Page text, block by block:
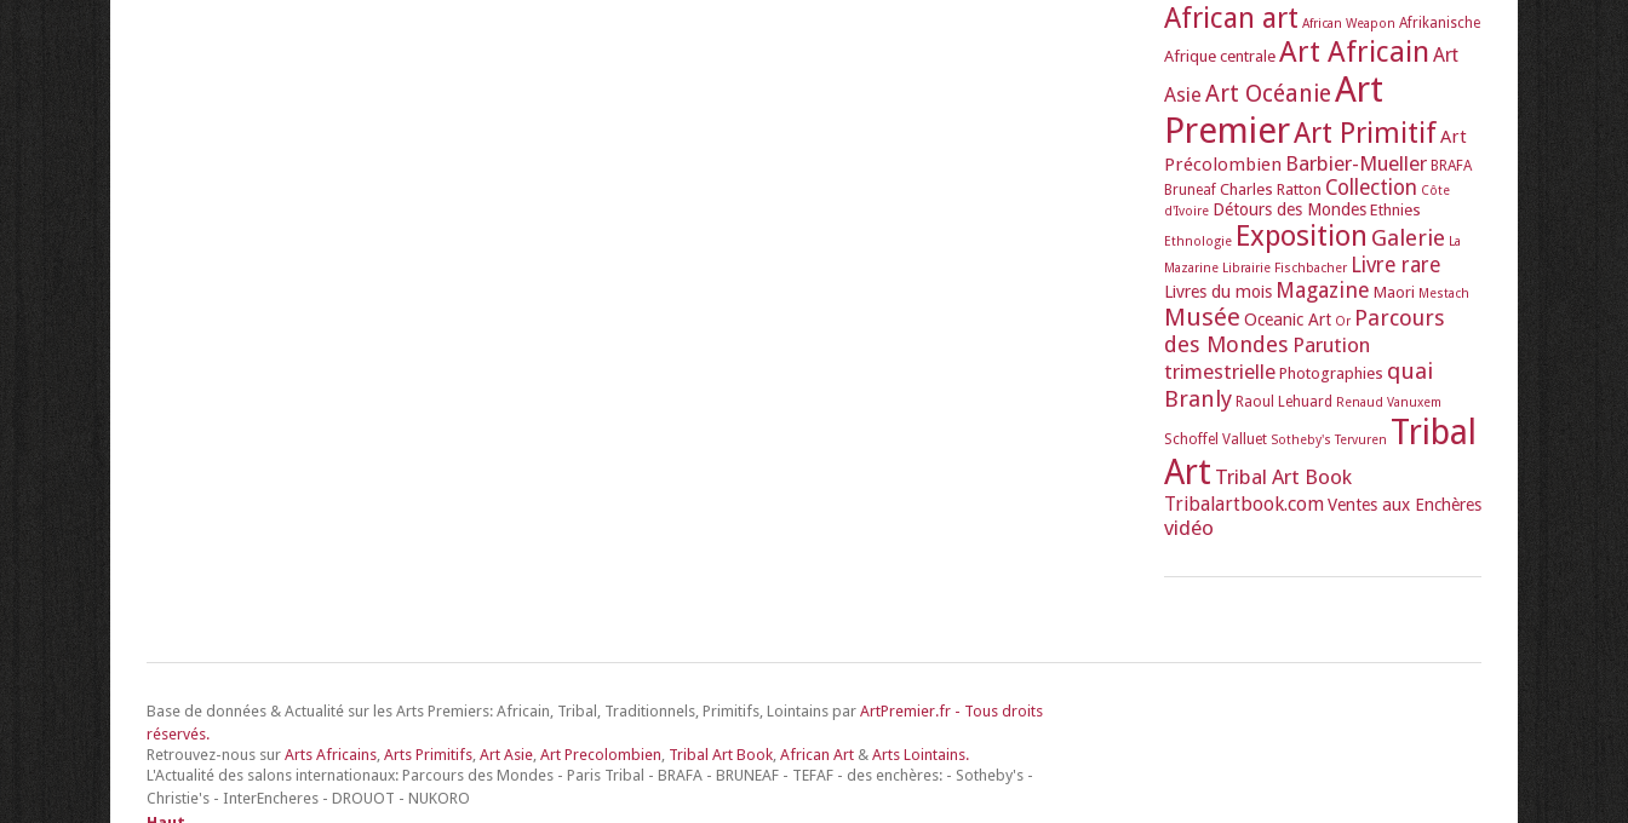
African art African Weapon Afrikanische
Afrique centrale Art Africain Art
Asie Art OcéanieArt
PremierArt PrimitifArt
Précolombien Barbier-Mueller BRAFA
Bruneaf Charles Ratton Collection Côte
d'Ivoire Détours des Mondes Ethnies
Ethnologie Exposition Galerie La
Mazarine Librairie Fischbacher Livre rare
Livres du mois Magazine Maori Mestach
Musée Oceanic Art Or Parcours
des Mondes Parution
trimestrielle Photographies quai
Branly Raoul Lehuard Renaud Vanuxem
Schoffel Valluet Sotheby's Tervuren Tribal
Art Tribal Art Book
Tribalartbook.comVentes aux Enchères
vidéo
Base de données & Actualité sur les Arts Premiers: Africain, Tribal, Traditionnels, Primitifs, Lointains par ArtPremier.fr - Tous droits
réservés.
Retrouvez-nous sur Arts Africains, Arts Primitifs, Art Asie, Art Precolombien, Tribal Art Book, African Art & Arts Lointains.
L'Actualité des salons internationaux: Parcours des Mondes - Paris Tribal - BRAFA - BRUNEAF - TEFAF - des enchères: - Sotheby's -
Christie's - InterEncheres - DROUOT - NUKORO